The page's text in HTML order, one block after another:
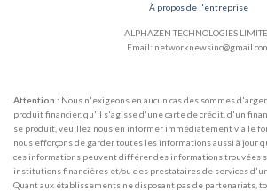
À propos de l'entreprise
ALPHAZEN TECHNOLOGIES
Email:
Attention : Nous n'exigeons en aucun cas des sommes
produit financier, qu'il s'agisse d'une carte de crédit, d'un
se produit, veuillez nous en informer immédiatement via le
nous efforçons de garder toutes les informations aussi à jour
ces informations peuvent différer des informations trouvées
institutions financières et/ou des prestataires de services
Quant aux établissements ne disposant pas de partenariats,